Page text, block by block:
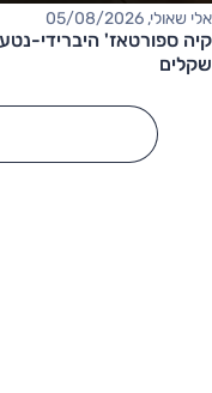
אלי שאולי, 05/08/2026
שקלים